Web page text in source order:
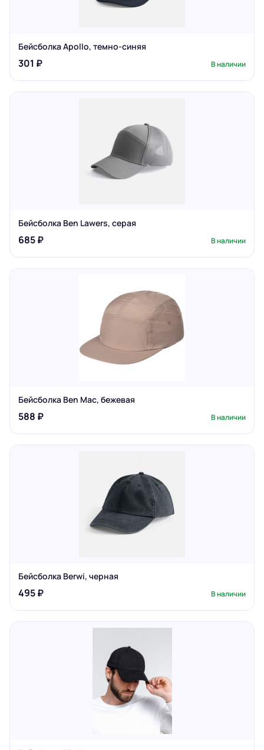
Бейсболка Apollo, темно-синяя
301 ₽ В наличии
Бейсболка Ben Lawers, серая
685 ₽ В наличии
Бейсболка Ben Mac, бежевая
588 ₽ В наличии
Бейсболка Berwi, черная
495 ₽ В наличии